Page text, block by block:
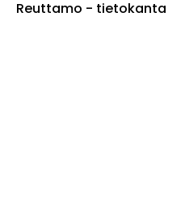
Reuttamo - tietokanta